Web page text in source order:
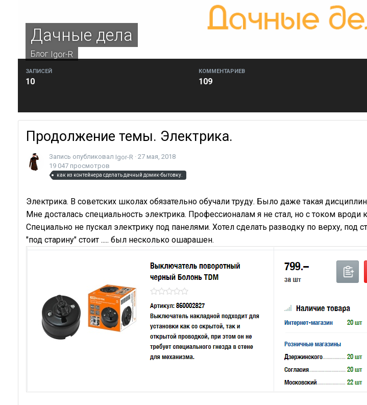
Дачные дела
Блог Igor-R
ЗАПИСЕЙ
10
КОММЕНТАРИЕВ
109
Продолжение темы. Электрика.
Запись опубликовал Igor-R · 27 мая, 2018
19 047 просмотров
как из контейнера сделать дачный домик-бытовку.
Электрика. В советских школах обязательно обучали труду. Было даже такая
Мне досталась специальность электрика. Профессионалам я не стал, но с током вроди
Специально не пускал электрику под панелями. Хотел сделать разводку по верху,
"под старину" стоит ..... был несколько ошарашен.